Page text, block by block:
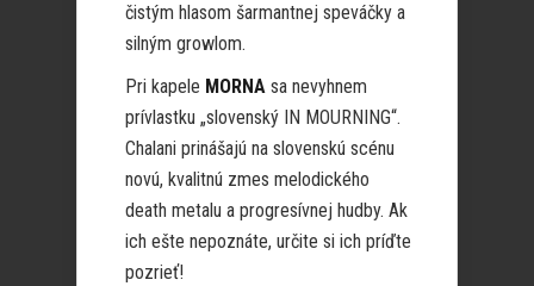
čistým hlasom šarmantnej speváčky a
silným growlom.
Pri kapele MORNA sa nevyhnem
prívlastku „slovenský IN MOURNING“.
Chalani prinášajú na slovenskú scénu
novú, kvalitnú zmes melodického
death metalu a progresívnej hudby. Ak
ich ešte nepoznáte, určite si ich príďte
pozrieť!